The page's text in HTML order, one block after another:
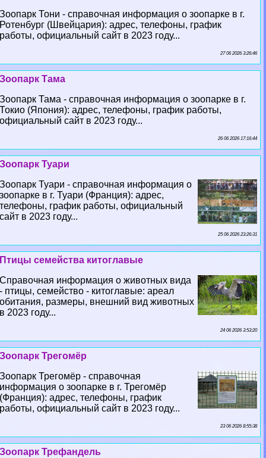
Зоопарк Тони - справочная информация о зоопарке в г.
Ротенбург (Швейцария): адрес, телефоны, график
работы, официальный сайт в 2023 году...
27 06 2026 3:26:46
Зоопарк Тама
Зоопарк Тама - справочная информация о зоопарке в г.
Токио (Япония): адрес, телефоны, график работы,
официальный сайт в 2023 году...
26 06 2026 17:16:44
Зоопарк Туари
Зоопарк Туари - справочная информация о
зоопарке в г. Туари (Франция): адрес,
телефоны, график работы, официальный
сайт в 2023 году...
25 06 2026 23:26:31
Птицы семейства китоглавые
Справочная информация о животных вида
- птицы, семейство - китоглавые: ареал
обитания, размеры, внешний вид животных
в 2023 году...
24 06 2026 3:53:20
Зоопарк Трегомёр
Зоопарк Трегомёр - справочная
информация о зоопарке в г. Трегомёр
(Франция): адрес, телефоны, график
работы, официальный сайт в 2023 году...
23 06 2026 8:55:38
Зоопарк Трефандель